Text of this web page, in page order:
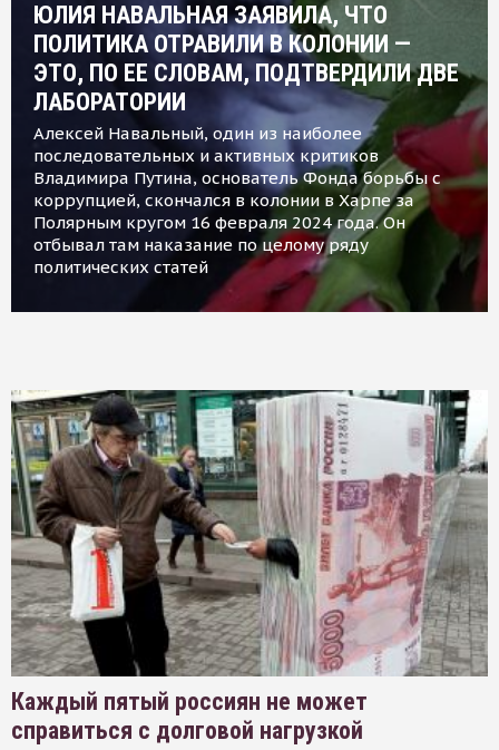
ЮЛИЯ НАВАЛЬНАЯ ЗАЯВИЛА, ЧТО
ПОЛИТИКА ОТРАВИЛИ В КОЛОНИИ —
ЭТО, ПО ЕЕ СЛОВАМ, ПОДТВЕРДИЛИ ДВЕ
ЛАБОРАТОРИИ
Алексей Навальный, один из наиболее
последовательных и активных критиков
Владимира Путина, основатель Фонда борьбы с
коррупцией, скончался в колонии в Харпе за
Полярным кругом 16 февраля 2024 года. Он
отбывал там наказание по целому ряду
политических статей
Каждый пятый россиян не может
справиться с долговой нагрузкой